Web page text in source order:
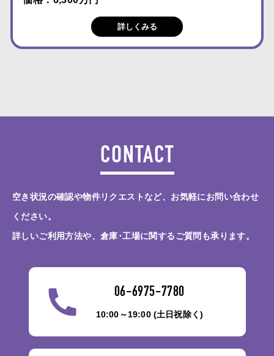
詳しくみる
CONTACT
空き状況の確認や物件リクエストなど、お気軽にお問い合わせ
ください。
詳しいご利用方法や、倉庫･工場に関するご質問も承ります。
06-6975-7780
10:00～19:00 (土日祝除く)